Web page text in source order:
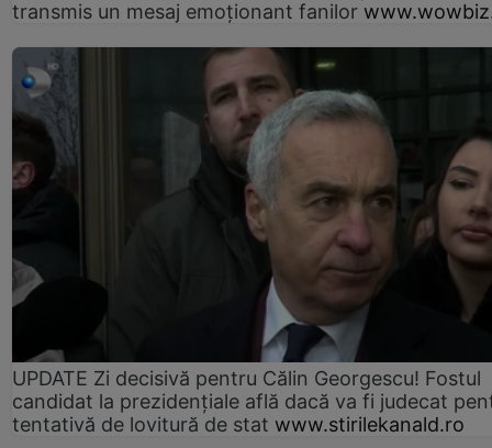
transmis un mesaj emoționant fanilor
UPDATE Zi decisivă pentru Călin Georgescu! Fostul
candidat la prezidențiale află dacă va fi judecat
tentativă de lovitură de stat www.stirilekanald.ro